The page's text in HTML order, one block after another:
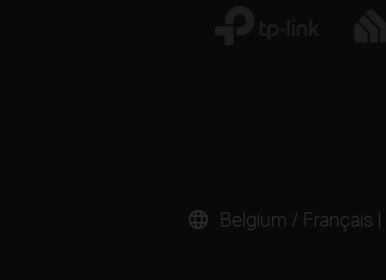
Belgium / Français |